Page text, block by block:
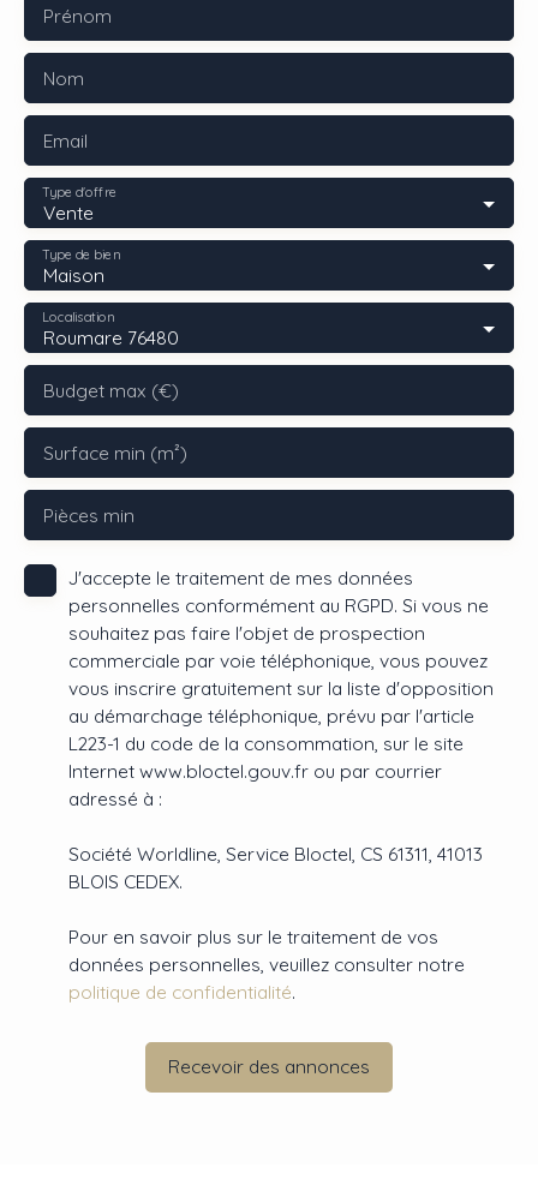
Prénom
Nom
Email
Vente
Type d'offre
Maison
Type de bien
Roumare 76480
Localisation
Budget max (€)
Surface min (m²)
Pièces min
J'accepte le traitement de mes données
personnelles conformément au RGPD. Si vous ne
souhaitez pas faire l'objet de prospection
commerciale par voie téléphonique, vous pouvez
vous inscrire gratuitement sur la liste d'opposition
au démarchage téléphonique, prévu par l'article
L223-1 du code de la consommation, sur le site
Internet www.bloctel.gouv.fr ou par courrier
adressé à :
Société Worldline, Service Bloctel, CS 61311, 41013
BLOIS CEDEX.
Pour en savoir plus sur le traitement de vos
données personnelles, veuillez consulter notre
politique de confidentialité.
Recevoir des annonces